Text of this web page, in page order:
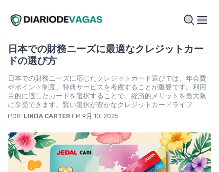
日本での財務ニーズに最適なクレジットカー
ドの選び方
日本での財務ニーズに応じたクレジットカード選びでは、年会費
やポイント制度、特典サービスを考慮することが重要です。利用
目的に適したカードを選択することで、経済的メリットを最大限
に享受できます。賢い選択が豊かなクレジットカードライフ
POR: LINDA CARTER EM 9月 10, 2025